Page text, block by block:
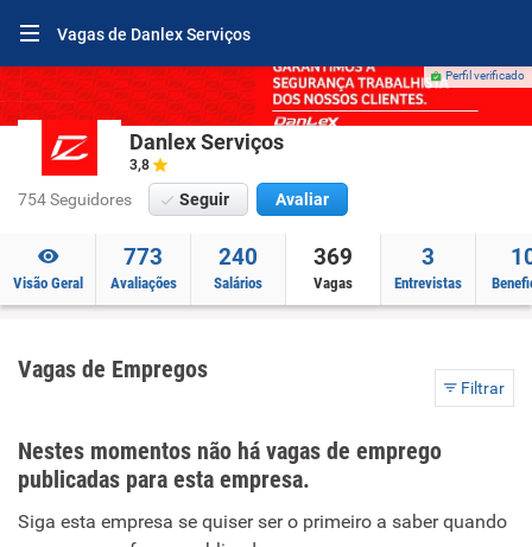
Vagas de Danlex Serviços
Perfil verificado
Danlex Serviços
3,8
754 Seguidores Seguir Avaliar
Visão Geral
773
Avaliações
240
Salários
369
Vagas
3
Entrevistas
Vagas de Empregos
Filtrar
Nestes momentos não há vagas de emprego
publicadas para esta empresa.
Siga esta empresa se quiser ser o primeiro a saber quando